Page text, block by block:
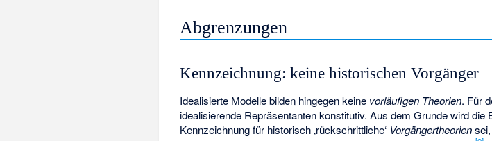
Abgrenzungen
Kennzeichnung: keine historischen Vorgänger
Idealisierte Modelle bilden hingegen keine vorläufigen Theorien. Für
idealisierende Repräsentanten konstitutiv. Aus dem Grunde wird
Kennzeichnung für historisch ‚rückschrittliche‘ Vorgängertheorien